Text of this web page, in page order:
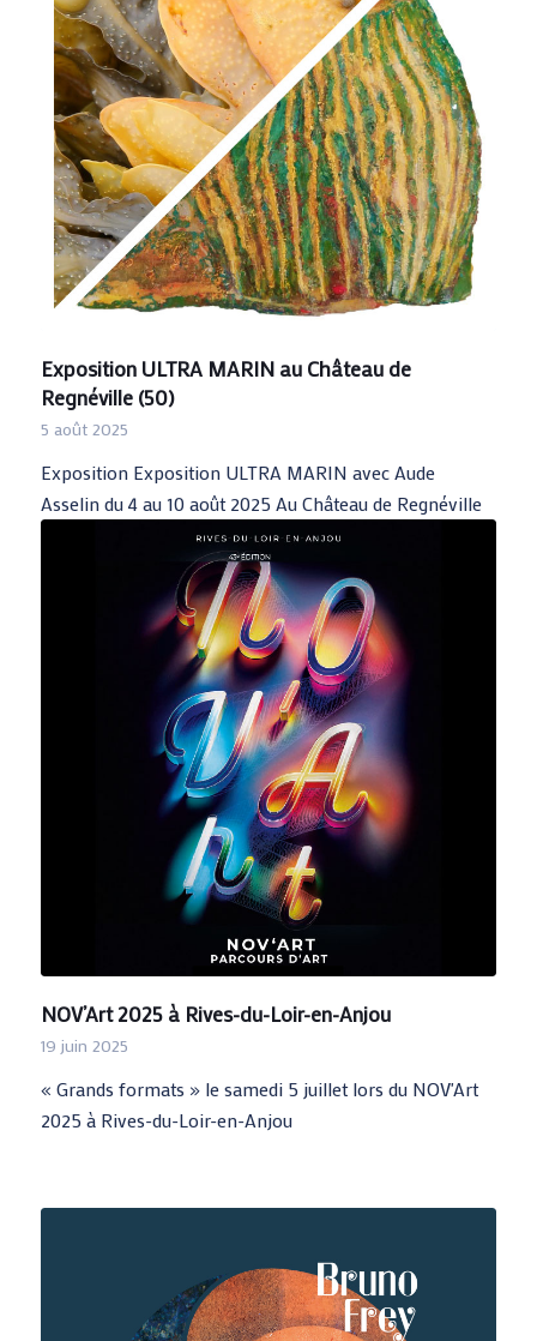
Exposition ULTRA MARIN au Château de
Regnéville (50)
5 août 2025
Exposition Exposition ULTRA MARIN avec Aude
Asselin du 4 au 10 août 2025 Au Château de Regnéville
NOV’Art 2025 à Rives-du-Loir-en-Anjou
19 juin 2025
« Grands formats » le samedi 5 juillet lors du NOV'Art
2025 à Rives-du-Loir-en-Anjou